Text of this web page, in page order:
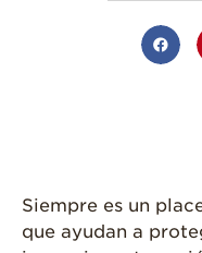
Siempre es un
que ayudan a